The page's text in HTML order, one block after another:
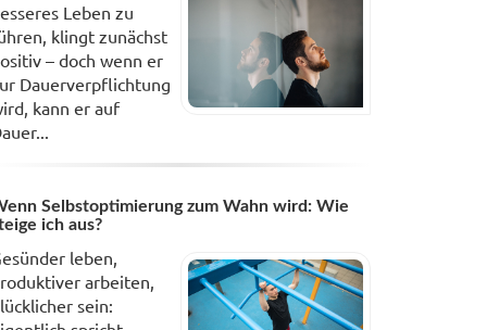
Leben zu
klingt zunächst
– doch wenn er
Dauerverpflichtung
kann er auf
Selbstoptimierung zum Wahn wird: Wie
ich aus?
leben,
arbeiten,
sein: